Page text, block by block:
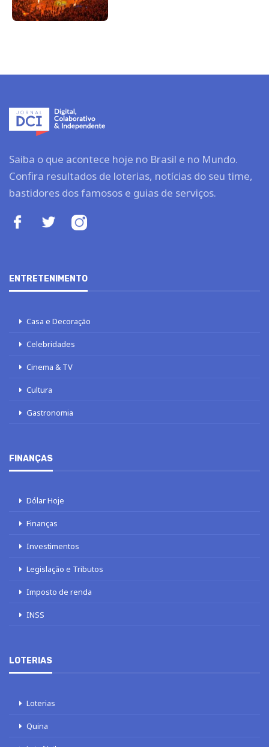
Saiba o que acontece hoje no Brasil e no Mundo.
Confira resultados de loterias, notícias do seu time,
bastidores dos famosos e guias de serviços.
ENTRETENIMENTO
Casa e Decoração
Celebridades
Cinema & TV
Cultura
Gastronomia
FINANÇAS
Dólar Hoje
Finanças
Investimentos
Legislação e Tributos
Imposto de renda
INSS
LOTERIAS
Loterias
Quina